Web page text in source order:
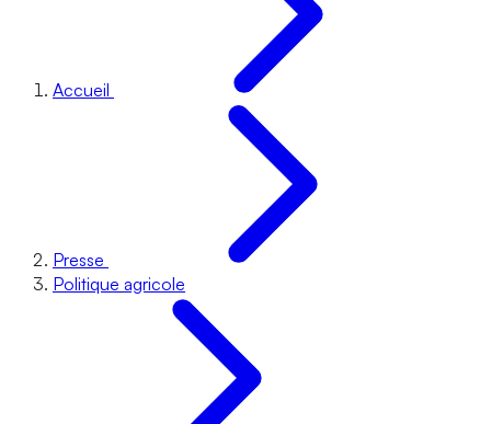
Accueil
Presse
Politique agricole